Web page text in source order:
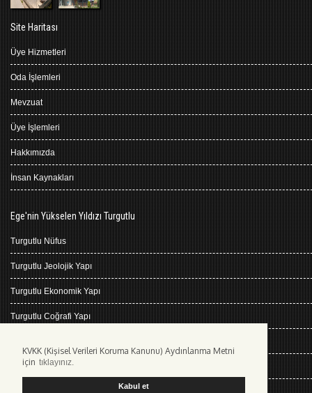
KVKK (Kişisel Verileri Koruma Kanunu) Aydınlanma Metni
için tıklayınız.
Kabul et
Site Haritası
Üye Hizmetleri
Oda İşlemleri
Mevzuat
Üye İşlemleri
Hakkımızda
İnsan Kaynakları
Ege'nin Yükselen Yıldızı Turgutlu
Turgutlu Nüfus
Turgutlu Jeolojik Yapı
Turgutlu Ekonomik Yapı
Turgutlu Coğrafi Yapı
Turgutlu İklimi